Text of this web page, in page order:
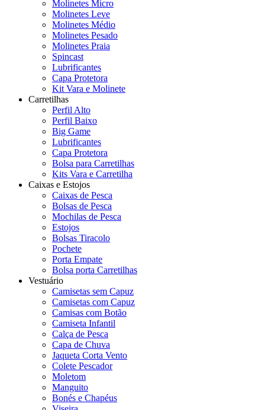
Molinetes Micro
Molinetes Leve
Molinetes Médio
Molinetes Pesado
Molinetes Praia
Spincast
Lubrificantes
Capa Protetora
Kit Vara e Molinete
Carretilhas
Perfil Alto
Perfil Baixo
Big Game
Lubrificantes
Capa Protetora
Bolsa para Carretilhas
Kits Vara e Carretilha
Caixas e Estojos
Caixas de Pesca
Bolsas de Pesca
Mochilas de Pesca
Estojos
Bolsas Tiracolo
Pochete
Porta Empate
Bolsa porta Carretilhas
Vestuário
Camisetas sem Capuz
Camisetas com Capuz
Camisas com Botão
Camiseta Infantil
Calça de Pesca
Capa de Chuva
Jaqueta Corta Vento
Colete Pescador
Moletom
Manguito
Bonés e Chapéus